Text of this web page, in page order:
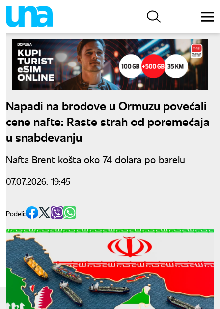
Napadi na brodove u Ormuzu povećali
cene nafte: Raste strah od poremećaja
u snabdevanju
Nafta Brent košta oko 74 dolara po barelu
07.07.2026. 19:45
Podeli: